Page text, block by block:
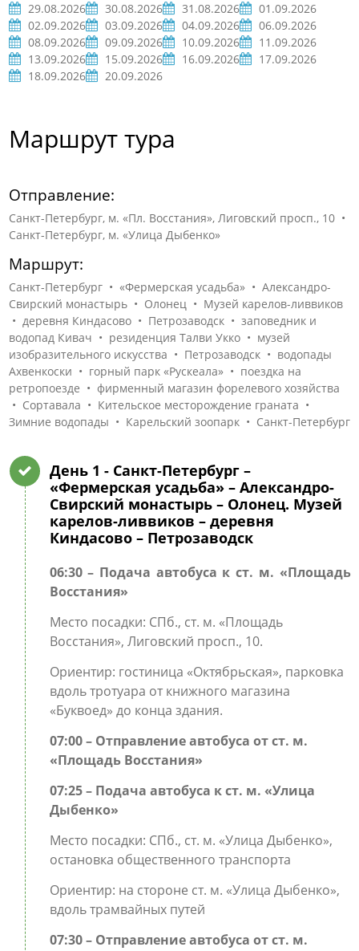
29.08.2026
30.08.2026 31.08.2026
01.09.2026
02.09.2026
03.09.2026 04.09.2026
06.09.2026
08.09.2026
09.09.2026 10.09.2026
11.09.2026
13.09.2026
15.09.2026 16.09.2026
17.09.2026
18.09.2026
20.09.2026
Маршрут тура
Отправление:
Санкт-Петербург, м. «Пл. Восстания», Лиговский просп., 10 •
Санкт-Петербург, м. «Улица Дыбенко»
Маршрут:
Санкт-Петербург • «Фермерская усадьба» • Александро-
Свирский монастырь • Олонец • Музей карелов-ливвиков
• деревня Киндасово • Петрозаводск • заповедник и
водопад Кивач • резиденция Талви Укко • музей
изобразительного искусства • Петрозаводск • водопады
Ахвенкоски • горный парк «Рускеала» • поездка на
ретропоезде • фирменный магазин форелевого хозяйства
• Сортавала • Кительское месторождение граната •
Зимние водопады • Карельский зоопарк • Санкт-Петербург
День 1 - Санкт-Петербург –
«Фермерская усадьба» – Александро-
Свирский монастырь – Олонец. Музей
карелов-ливвиков – деревня
Киндасово – Петрозаводск
06:30 – Подача автобуса к ст. м. «Площадь
Восстания»
Место посадки: СПб., ст. м. «Площадь
Восстания», Лиговский просп., 10.
Ориентир: гостиница «Октябрьская», парковка
вдоль тротуара от книжного магазина
«Буквоед» до конца здания.
07:00 – Отправление автобуса от ст. м.
«Площадь Восстания»
07:25 – Подача автобуса к ст. м. «Улица
Дыбенко»
Место посадки: СПб., ст. м. «Улица Дыбенко»,
остановка общественного транспорта
Ориентир: на стороне ст. м. «Улица Дыбенко»,
вдоль трамвайных путей
07:30 – Отправление автобуса от ст. м.